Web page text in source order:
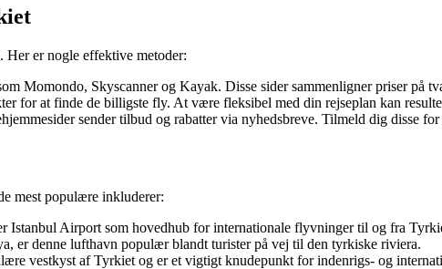
er nogle effektive metoder:
Momondo, Skyscanner og Kayak. Disse sider sammenligner priser på
for at finde de billigste fly. At være fleksibel med din rejseplan kan
sender tilbud og rabatter via nyhedsbreve. Tilmeld dig disse
mest populære inkluderer:
Istanbul Airport som hovedhub for internationale flyvninger til og fra
er denne lufthavn populær blandt turister på vej til den tyrkiske riviera.
vestkyst af Tyrkiet og er et vigtigt knudepunkt for indenrigs- og